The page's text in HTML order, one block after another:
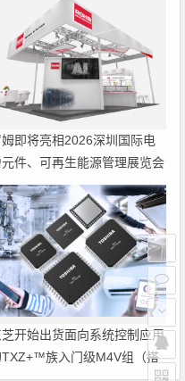
姆即将亮相2026深圳国际电
元件、可再生能源管理展览会
讨会
芝开始出货面向系统控制应用
TXZ+™族入门级M4V组（搭